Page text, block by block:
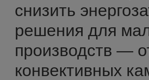
снизить
решения для
производств —
конвективных